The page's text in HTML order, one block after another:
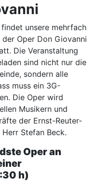
unsere mehrfach
Oper Don Giovanni
Die Veranstaltung
sind nicht nur die
sondern alle
muss ein 3G-
Die Oper wird
Musikern und
der Ernst-Reuter-
Stefan Beck.
Oper an
h)